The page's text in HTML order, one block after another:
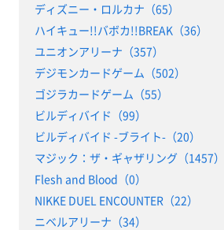
ディズニー・ロルカナ（65）
ハイキュー!!バボカ!!BREAK（36）
ユニオンアリーナ（357）
デジモンカードゲーム（502）
ゴジラカードゲーム（55）
ビルディバイド（99）
ビルディバイド -ブライト-（20）
マジック：ザ・ギャザリング（1457）
Flesh and Blood（0）
NIKKE DUEL ENCOUNTER（22）
ニベルアリーナ（34）